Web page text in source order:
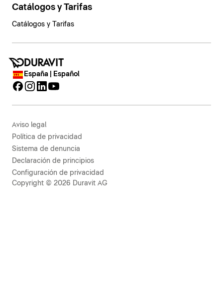
Catálogos y Tarifas
Catálogos y Tarifas
España | Español
Aviso legal
Política de privacidad
Sistema de denuncia
Declaración de principios
Configuración de privacidad
Copyright © 2026 Duravit AG